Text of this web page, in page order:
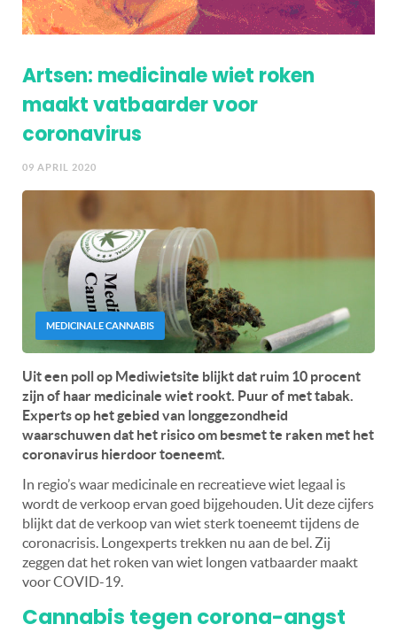
Artsen: medicinale wiet roken
maakt vatbaarder voor
coronavirus
09 APRIL 2020
MEDICINALE CANNABIS
Uit een poll op Mediwietsite blijkt dat ruim 10 procent
zijn of haar medicinale wiet rookt. Puur of met tabak.
Experts op het gebied van longgezondheid
waarschuwen dat het risico om besmet te raken met het
coronavirus hierdoor toeneemt.
In regio’s waar medicinale en recreatieve wiet legaal is
wordt de verkoop ervan goed bijgehouden. Uit deze cijfers
blijkt dat de verkoop van wiet sterk toeneemt tijdens de
coronacrisis. Longexperts trekken nu aan de bel. Zij
zeggen dat het roken van wiet longen vatbaarder maakt
voor COVID-19.
Cannabis tegen corona-angst